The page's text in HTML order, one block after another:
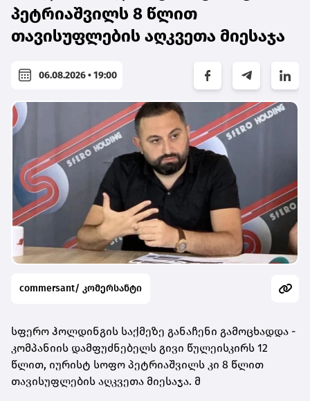
პეტრიაშვილს 8 წლით
თავისუფლების აღკვეთა მიესაჯა
06.08.2026 • 19:00
commersant/ კომერსანტი
სფერო ჰოლდინგის საქმეზე განაჩენი გამოცხადდა -
კომპანიის დამფუძნებელს გივი წულეისკირს 12
წლით, იურისტ სოფო პეტრიაშვილს კი 8 წლით
თავისუფლების აღკვეთა მიესაჯა. მ